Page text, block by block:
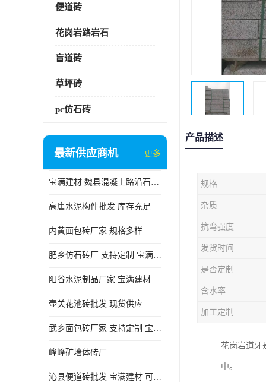
便道砖
花岗岩路岩石
盲道砖
草坪砖
pc仿石砖
最新供应商机 更多
宝满建材 魏县混凝土路沿石批发
高唐水泥构件批发 库存充足 宝满建材
内黄面包砖厂家 规格多样
肥乡仿石砖厂 支持定制 宝满建材
‌阳谷水泥制品厂家 宝满建材 支持定制
壶关花池砖批发 现货供应
武乡面包砖厂家 支持定制 宝满建材
峰峰矿墙体砖厂
沁县便道砖批发 宝满建材 可定制
产品描述
规格
杂质
抗弯强度
发货时间
是否定制
含水率
加工定制
花岗岩道牙
中。